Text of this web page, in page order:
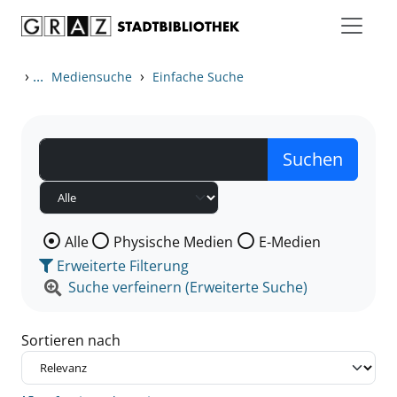
› ... Mediensuche › Einfache Suche
Wählen Sie die Medienart nach der Sie suchen wollen.
Alle Physische Medien
E-Medien
Erweiterte Filterung
Suche verfeinern (Erweiterte Suche)
Sortieren nach